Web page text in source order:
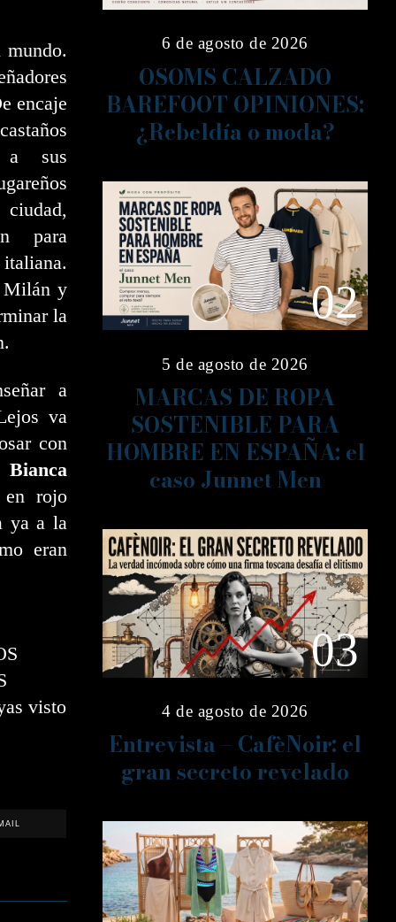
mundo.
encaje
a sus
para
Milán y
la
a
va
con
Bianca
rojo
ya a la
eran
visto
6 de agosto de 2026
OSOMS CALZADO
BAREFOOT OPINIONES:
¿Rebeldía o moda?
02
5 de agosto de 2026
MARCAS DE ROPA
SOSTENIBLE PARA
HOMBRE EN ESPAÑA: el
caso Junnet Men
03
4 de agosto de 2026
Entrevista – CafèNoir: el
gran secreto revelado